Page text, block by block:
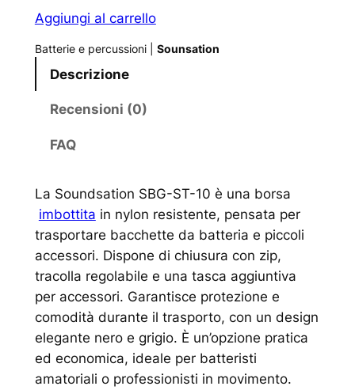
Aggiungi al carrello
Batterie e percussioni| Sounsation
Descrizione
Recensioni (0)
FAQ
La Soundsation SBG-ST-10 è una borsa
imbottita in nylon resistente, pensata per
trasportare bacchette da batteria e piccoli
accessori. Dispone di chiusura con zip,
tracolla regolabile e una tasca aggiuntiva
per accessori. Garantisce protezione e
comodità durante il trasporto, con un design
elegante nero e grigio. È un’opzione pratica
ed economica, ideale per batteristi
amatoriali o professionisti in movimento.